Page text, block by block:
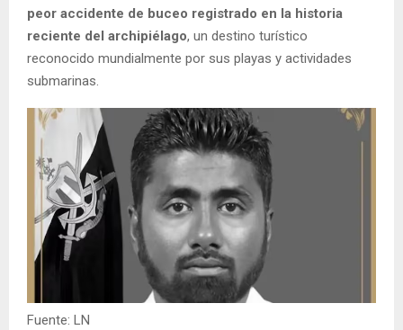
peor accidente de buceo registrado en la historia
reciente del archipiélago, un destino turístico
reconocido mundialmente por sus playas y actividades
submarinas.
Fuente: LN